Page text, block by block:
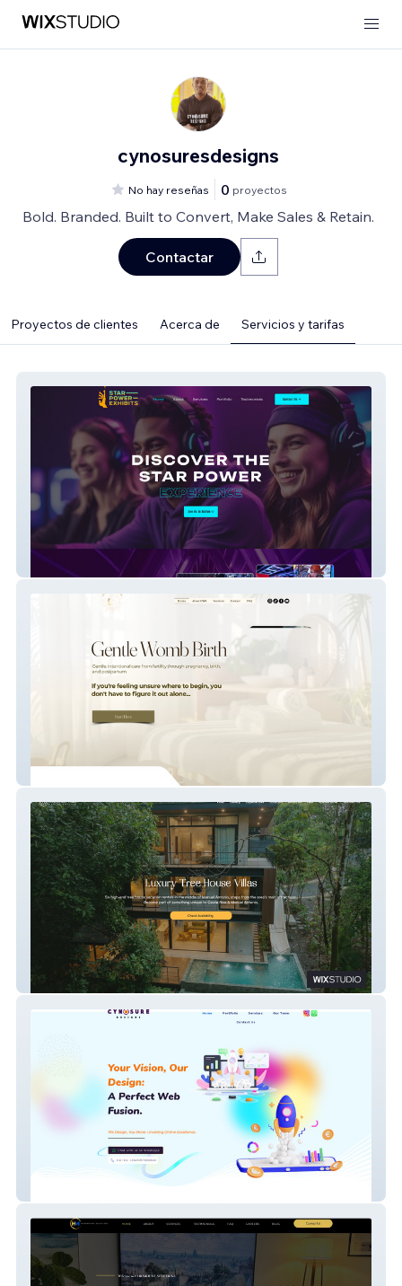
cynosuresdesigns
No hay reseñas 0 proyectos
Bold. Branded. Built to Convert, Make Sales & Retain.
Contactar
Proyectos de clientes Acerca de Servicios y tarifas
Star Power Exhibits
Gentle Womb Birth
Tree House Villas CR